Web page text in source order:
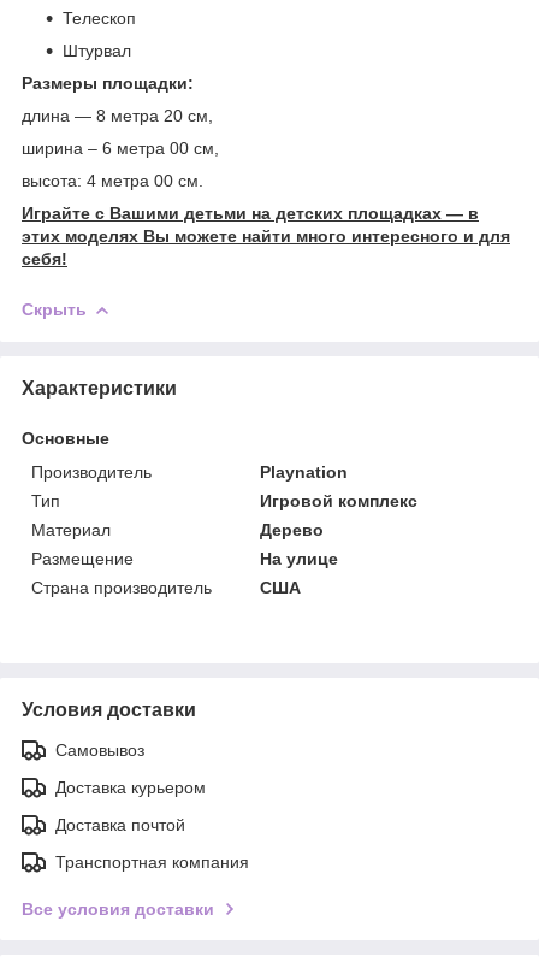
Телескоп
Штурвал
Размеры площадки:
длина ― 8 метра 20 см,
ширина – 6 метра 00 см,
высота: 4 метра 00 см.
Играйте с Вашими детьми на детских площадках ― в
этих моделях Вы можете найти много интересного и для
себя!
Скрыть
Характеристики
Основные
Производитель
Playnation
Тип
Игровой комплекс
Материал
Дерево
Размещение
На улице
Страна производитель
США
Условия доставки
Самовывоз
Доставка курьером
Доставка почтой
Транспортная компания
Все условия доставки